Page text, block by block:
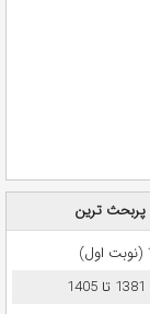
پربحث ترین